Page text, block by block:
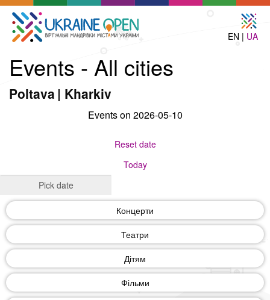
EN | UA
Events - All cities
Poltava | Kharkiv
Events on 2026-05-10
Reset date
Today
Концерти
Театри
Дітям
Фільми